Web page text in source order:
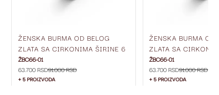
ŽENSKA BURMA OD BELOG
ZLATA SA CIRKONIMA ŠIRINE 6
MM ŽBC66-01
ŽBC66-01
63.700 RSD91.000 RSD
+ 5 PROIZVODA
ŽENSKA BURMA OD
ZLATA SA
MM ŽBC66-01
ŽBC66-01
63.700 RSD91.000 RSD
+ 5 PROIZVODA